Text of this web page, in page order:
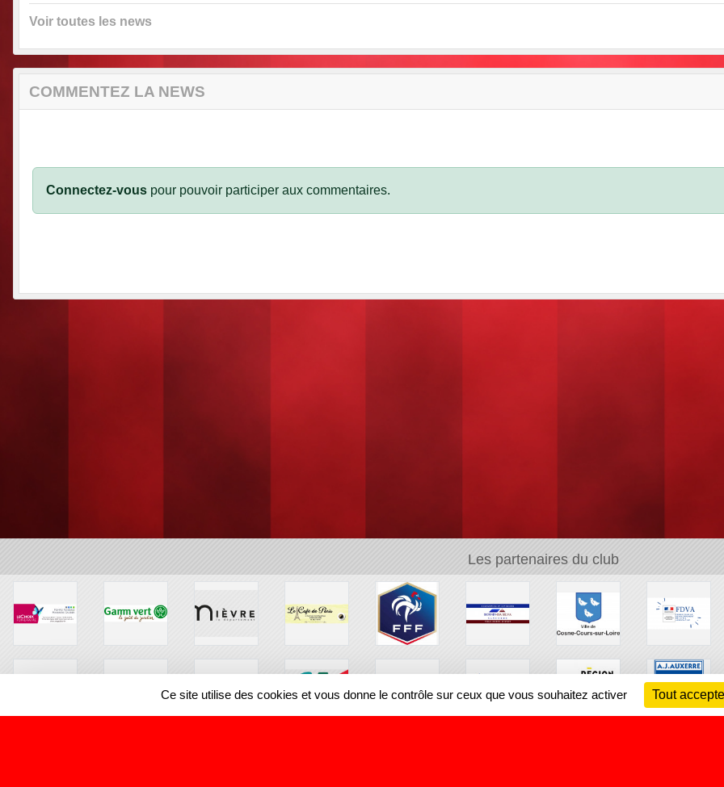
Voir toutes les news
COMMENTEZ LA NEWS
Connectez-vous pour pouvoir participer aux commentaires.
Les partenaires du club
Ce site utilise des cookies et vous donne le contrôle sur ceux que vous souhaitez activer Tout